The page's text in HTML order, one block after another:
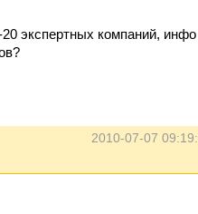
экспертных компаний,
2010-07-07